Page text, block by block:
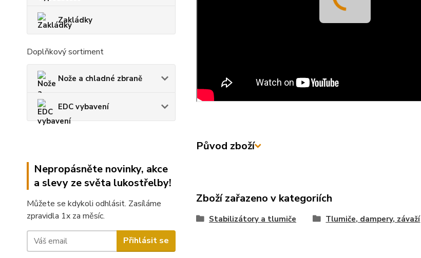
Zakládky
Doplňkový sortiment
Nože a chladné zbraně
EDC vybavení
Nepropásněte novinky, akce
a slevy ze světa lukostřelby!
Můžete se kdykoli odhlásit. Zasíláme
zpravidla 1x za měsíc.
Přihlásit se
Původ zboží
Zboží zařazeno v kategoriích
Stabilizátory a tlumiče Tlumiče, dampery, závaží